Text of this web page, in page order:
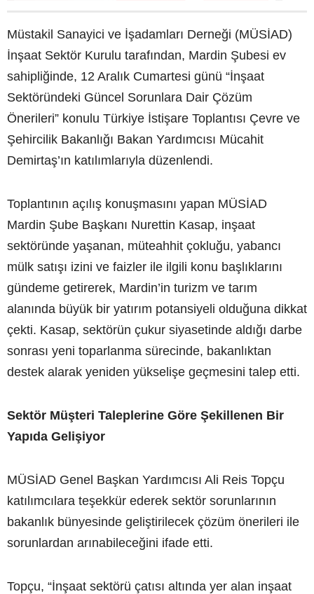
Müstakil Sanayici ve İşadamları Derneği (MÜSİAD)
İnşaat Sektör Kurulu tarafından, Mardin Şubesi ev
sahipliğinde, 12 Aralık Cumartesi günü “İnşaat
Sektöründeki Güncel Sorunlara Dair Çözüm
Önerileri” konulu Türkiye İstişare Toplantısı Çevre ve
Şehircilik Bakanlığı Bakan Yardımcısı Mücahit
Demirtaş’ın katılımlarıyla düzenlendi.
Toplantının açılış konuşmasını yapan MÜSİAD
Mardin Şube Başkanı Nurettin Kasap, inşaat
sektöründe yaşanan, müteahhit çokluğu, yabancı
mülk satışı izini ve faizler ile ilgili konu başlıklarını
gündeme getirerek, Mardin’in turizm ve tarım
alanında büyük bir yatırım potansiyeli olduğuna dikkat
çekti. Kasap, sektörün çukur siyasetinde aldığı darbe
sonrası yeni toparlanma sürecinde, bakanlıktan
destek alarak yeniden yükselişe geçmesini talep etti.
Sektör Müşteri Taleplerine Göre Şekillenen Bir
Yapıda Gelişiyor
MÜSİAD Genel Başkan Yardımcısı Ali Reis Topçu
katılımcılara teşekkür ederek sektör sorunlarının
bakanlık bünyesinde geliştirilecek çözüm önerileri ile
sorunlardan arınabileceğini ifade etti.
Topçu, “İnşaat sektörü çatısı altında yer alan inşaat